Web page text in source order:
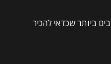
ביותר שכדאי להכיר